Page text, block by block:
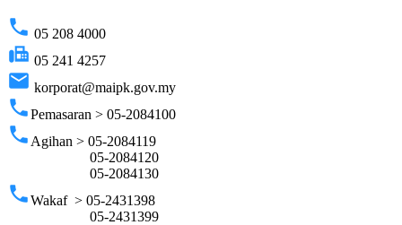
phone 05 208 4000
fax 05 241 4257
email korporat@maipk.gov.my
phonePemasaran > 05-2084100
phone Agihan > 05-2084119
05-2084120
05-2084130
phoneWakaf > 05-2431398
05-2431399